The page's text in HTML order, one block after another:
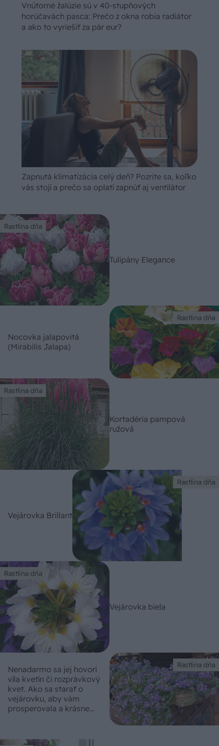
Vnútorné žalúzie sú v 40-stupňových
horúčavách pasca: Prečo z okna robia radiátor
a ako to vyriešiť za pár eur?
Zapnutá klimatizácia celý deň? Pozrite sa, koľko
vás stojí a prečo sa oplatí zapnúť aj ventilátor
Rastlina dňa
Tulipány Elegance
Rastlina dňa
Nocovka jalapovitá
(Mirabilis Jalapa)
Rastlina dňa
Kortadéria pampová
ružová
Rastlina dňa
Vejárovka Brillant
Rastlina dňa
Vejárovka biela
Rastlina dňa
Nenadarmo sa jej hovorí
víla kvetín či rozprávkový
kvet. Ako sa starať o
vejárovku, aby vám
prosperovala a krásne